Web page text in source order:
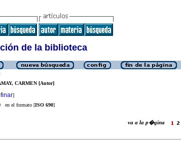
de la biblioteca
CARMEN [Autor]
]
en el formato [ISO 690]
va a la p�gina